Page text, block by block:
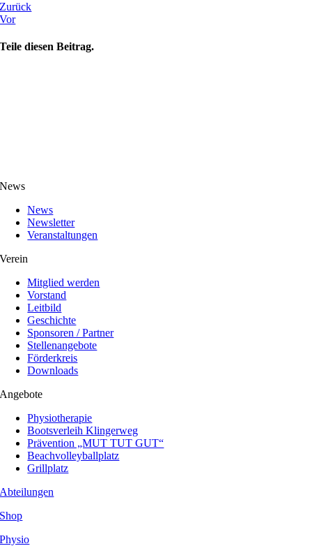
Zurück
Vor
Teile diesen Beitrag.
News
News
Newsletter
Veranstaltungen
Verein
Mitglied werden
Vorstand
Leitbild
Geschichte
Sponsoren / Partner
Stellenangebote
Förderkreis
Downloads
Angebote
Physiotherapie
Bootsverleih Klingerweg
Prävention „MUT TUT GUT“
Beachvolleyballplatz
Grillplatz
Abteilungen
Shop
Physio